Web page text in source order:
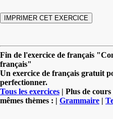
Fin de l'exercice de français
français"
Un exercice de français gratuit
perfectionner.
Tous les exercices | Plus de
mêmes thèmes : | Grammaire |